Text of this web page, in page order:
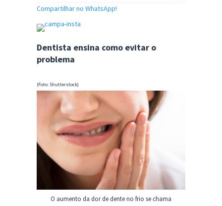
Compartilhar no WhatsApp!
Dentista ensina como evitar o
problema
(Foto: Shutterstock)
O aumento da dor de dente no frio se chama